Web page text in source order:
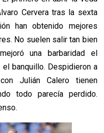
Cervera tras la sexta
han obtenido mejores
No suelen salir tan bien
una barbaridad el
el banquillo. Despidieron a
Julián Calero tienen
todo parecía perdido.